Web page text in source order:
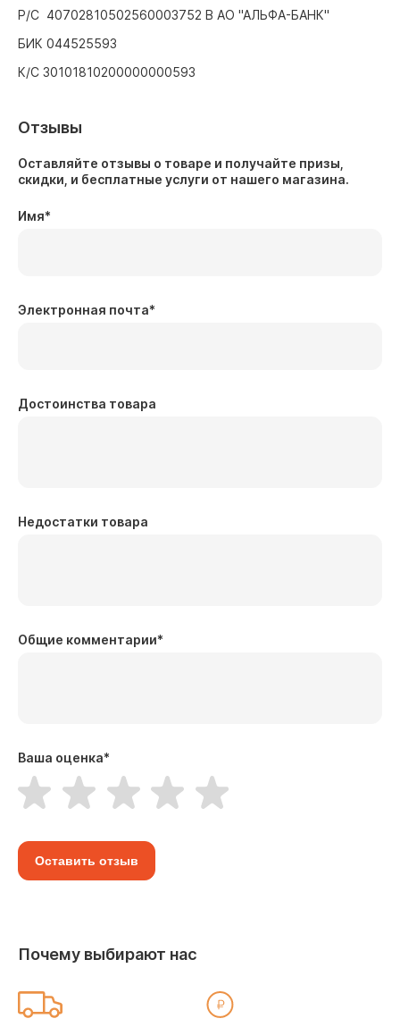
Р/С 40702810502560003752 В АО "АЛЬФА-БАНК"
БИК 044525593
К/С 30101810200000000593
Отзывы
Оставляйте отзывы о товаре и получайте призы,
скидки, и бесплатные услуги от нашего магазина.
Имя*
Электронная почта*
Достоинства товара
Недостатки товара
Общие комментарии*
Ваша оценка*
Оставить отзыв
Почему выбирают нас